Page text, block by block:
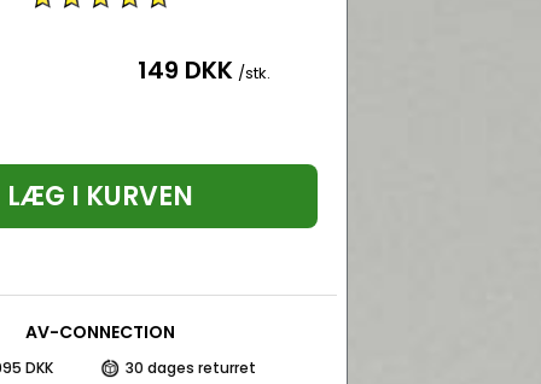
149 DKK /stk.
LÆG I KURVEN
AV-CONNECTION
DKK
30 dages returret